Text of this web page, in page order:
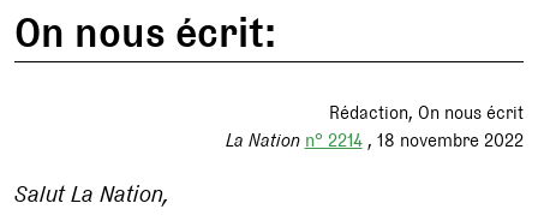
On nous écrit:
Rédaction On nous écrit
La Nation n° 2214 18 novembre 2022
Salut La Nation,